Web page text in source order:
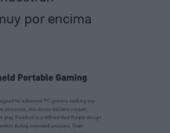
por encima